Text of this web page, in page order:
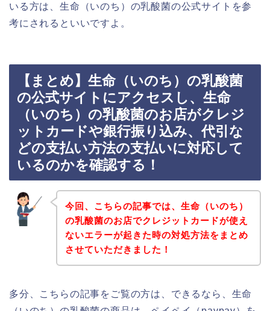
いる方は、生命（いのち）の乳酸菌の公式サイトを参
考にされるといいですよ。
【まとめ】生命（いのち）の乳酸菌
の公式サイトにアクセスし、生命
（いのち）の乳酸菌のお店がクレジ
ットカードや銀行振り込み、代引な
どの支払い方法の支払いに対応して
いるのかを確認する！
今回、こちらの記事では、生命（いのち）
の乳酸菌のお店でクレジットカードが使え
ないエラーが起きた時の対処方法をまとめ
させていただきました！
多分、こちらの記事をご覧の方は、できるなら、生命